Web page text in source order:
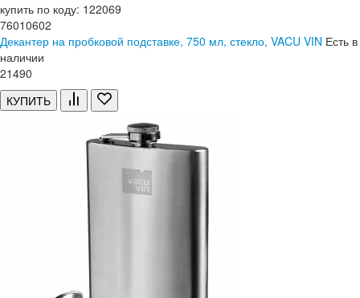
купить по коду: 122069
76010602
Декантер на пробковой подставке, 750 мл, стекло, VACU VIN Есть в
наличии
21490
КУПИТЬ